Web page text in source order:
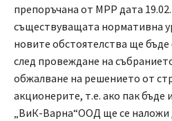
препоръчана от МРР дата
съществуващата нормативна
новите обстоятелства ще
след провеждане на
обжалване на решението от
акционерите, т.е. ако пак бъде
„ВиК-Варна“ООД ще се наложи